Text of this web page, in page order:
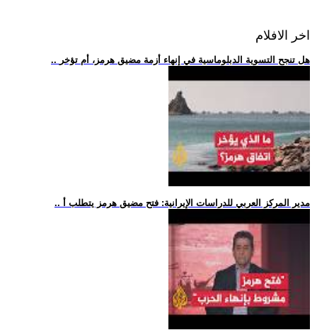
اخر الافلام
.. هل تنجح التسوية الدبلوماسية في إنهاء أزمة مضيق هرمز، أم تؤخر
.. مدير المركز العربي للدراسات الإيرانية: فتح مضيق هرمز يتطلب أ